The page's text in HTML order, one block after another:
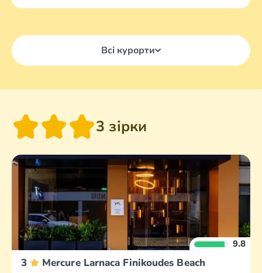
Всі курорти
3 зірки
9.8
3 Mercure Larnaca Finikoudes Beach